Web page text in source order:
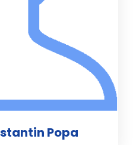
Popa